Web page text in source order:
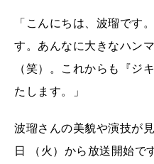
「こんにちは、波瑠です
す。あんなに大きなハン
（笑）。これからも『ジ
たします。」
波瑠さんの美貌や演技が
日 （火）から放送開始で